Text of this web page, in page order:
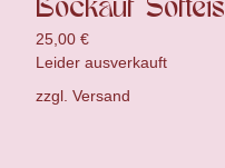
Bockauf Softeis
25,00 €
Leider ausverkauft
zzgl. Versand